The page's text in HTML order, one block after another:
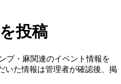
投稿
プ・麻関連のイベント情報を
いた情報は管理者が確認後、掲